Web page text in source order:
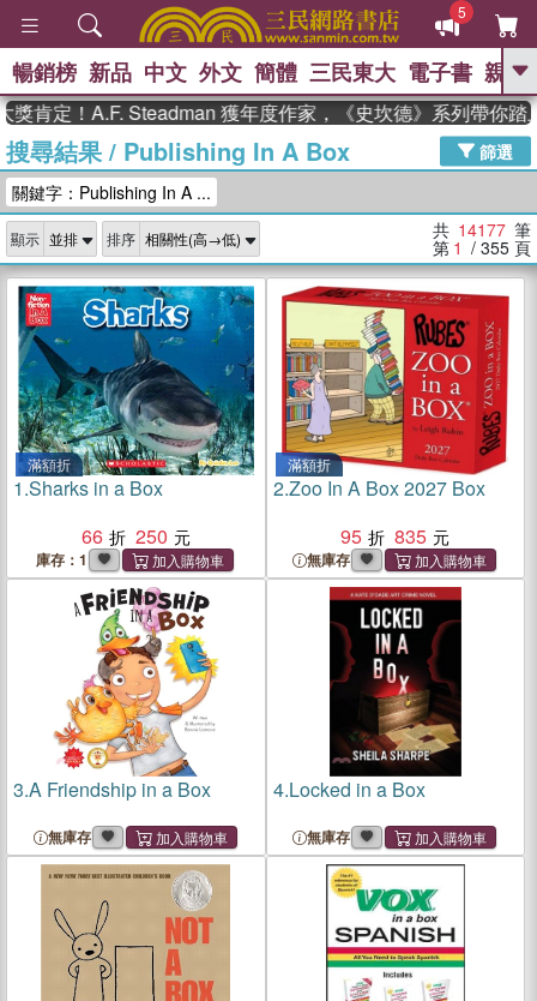
5
GO
熱搜： 東野圭吾 高希均教授回憶錄
、 The Odyssey 、 父親節 、 如果歷
獎 臺灣漫遊錄 、 方念華 、 台灣的李
登輝時代
數學女孩：黎曼猜想 、
偉大的迷走神經
暢銷榜 新品 中文 外文 簡體 三民東大 電子書 親子
！A.F. Steadman 獲年度作家，《史坎德》系列帶你踏上熱
搜尋結果/ Publishing In A Box
篩選
關鍵字：Publishing In A ...
顯示 排序 共 14177 筆
第 1 / 355 頁
滿額折
1.Sharks in a Box
66
250
庫存：1
滿額折
2.Zoo In A Box 2027 Box
95
835
無庫存
3.A Friendship in a Box
無庫存
4.Locked in a Box
無庫存